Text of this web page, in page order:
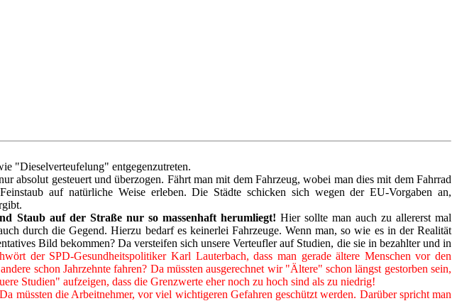
"Dieselverteufelung" entgegenzutreten.
absolut gesteuert und überzogen. Fährt man mit dem Fahrzeug, wobei man dies mit dem Fahrrad
auf natürliche Weise erleben. Die Städte schicken sich wegen der EU-Vorgaben an,
Staub auf der Straße nur so massenhaft herumliegt! Hier sollte man auch zu allererst mal
durch die Gegend. Hierzu bedarf es keinerlei Fahrzeuge. Wenn man, so wie es in der Realität
Bild bekommen? Da versteifen sich unsere Verteufler auf Studien, die sie in bezahlter und in
der SPD-Gesundheitspolitiker Karl Lauterbach, dass man gerade ältere Menschen vor den
schon Jahrzehnte fahren? Da müssten ausgerechnet wir "Ältere" schon längst gestorben sein,
Studien" aufzeigen, dass die Grenzwerte eher noch zu hoch sind als zu niedrig!
müssten die Arbeitnehmer, vor viel wichtigeren Gefahren geschützt werden. Darüber spricht man